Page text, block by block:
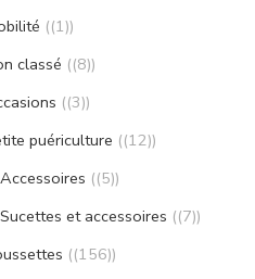
(1)
classé
(8)
(3)
puériculture (12)
Accessoires (5)
Sucettes et accessoires (7)
(156)